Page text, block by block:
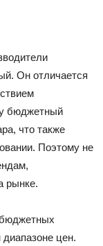
Он отличается
бюджетный
что также
Поэтому не
рынке.
цен.